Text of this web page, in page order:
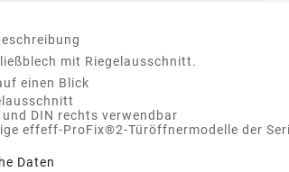
mit Riegelausschnitt.
einen Blick
und DIN rechts verwendbar
effeff-ProFix®2-Türöffnermodelle der
Daten